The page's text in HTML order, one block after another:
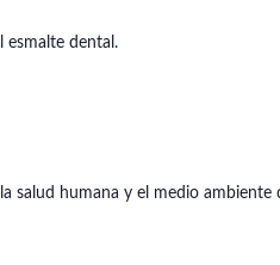
esmalte dental.
salud humana y el medio ambiente